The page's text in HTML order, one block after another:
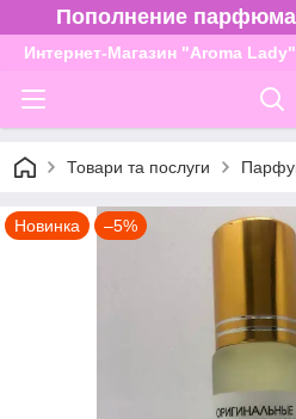
Пополнение
Интернет-Магазин "Aroma Lady"
Товари та послуги
Новинка –5%